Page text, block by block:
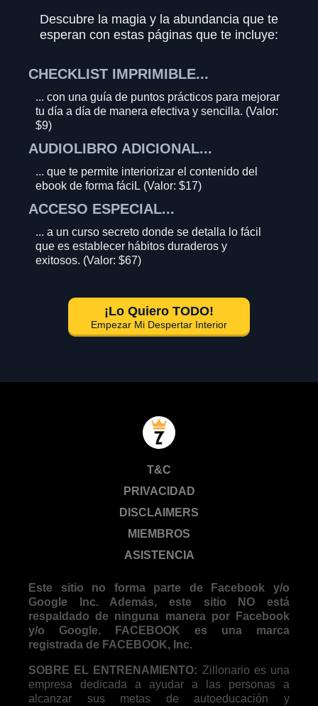
Descubre la magia y la abundancia que te
esperan con estas páginas que te incluye:
CHECKLIST IMPRIMIBLE...
... con una guía de puntos prácticos para mejorar
tu día a día de manera efectiva y sencilla. (Valor:
$9)
AUDIOLIBRO ADICIONAL...
... que te permite interiorizar el contenido del
ebook de forma fáciL (Valor: $17)
ACCESO ESPECIAL...
... a un curso secreto donde se detalla lo fácil
que es establecer hábitos duraderos y
exitosos. (Valor: $67)
¡Lo Quiero TODO!
Empezar Mi Despertar Interior
T&C
PRIVACIDAD
DISCLAIMERS
MIEMBROS
ASISTENCIA
Este sitio no forma parte de Facebook y/o
Google Inc. Además, este sitio NO está
respaldado de ninguna manera por Facebook
y/o Google. FACEBOOK es una marca
registrada de FACEBOOK, Inc.
SOBRE EL ENTRENAMIENTO: Zillonario es una
empresa dedicada a ayudar a las personas a
alcanzar sus metas de autoeducación y